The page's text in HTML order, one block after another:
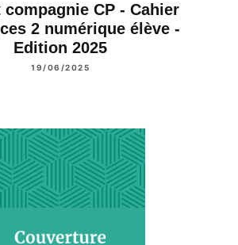
compagnie CP - Cahier
2 numérique élève -
Edition 2025
19/06/2025